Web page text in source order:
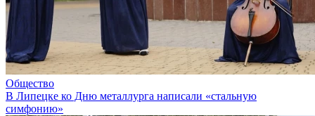
Общество
В Липецке ко Дню металлурга написали «стальную
симфонию»